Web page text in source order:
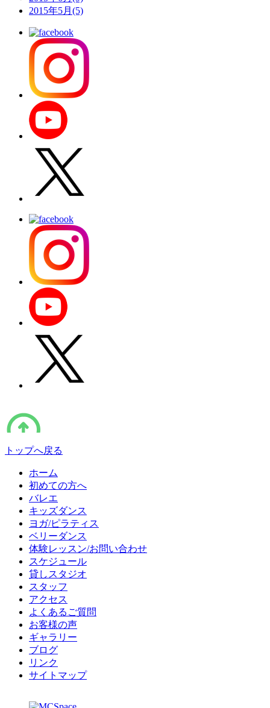
2015年5月(5)
トップへ戻る
ホーム
初めての方へ
バレエ
キッズダンス
ヨガ/ピラティス
ベリーダンス
体験レッスン/お問い合わせ
スケジュール
貸しスタジオ
スタッフ
アクセス
よくあるご質問
お客様の声
ギャラリー
ブログ
リンク
サイトマップ